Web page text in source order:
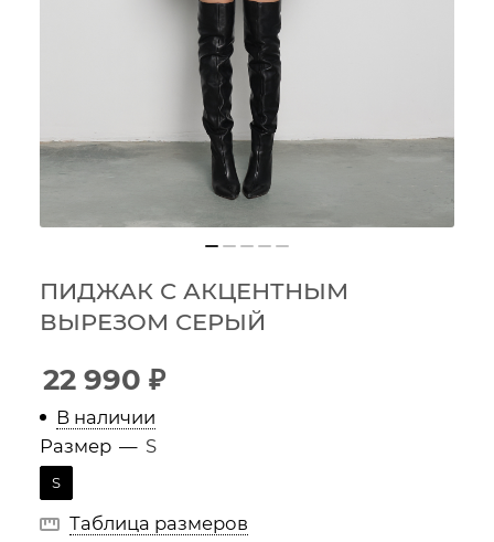
ПИДЖАК С АКЦЕНТНЫМ
ВЫРЕЗОМ СЕРЫЙ
22 990 ₽
В наличии
Размер — S
S
Таблица размеров